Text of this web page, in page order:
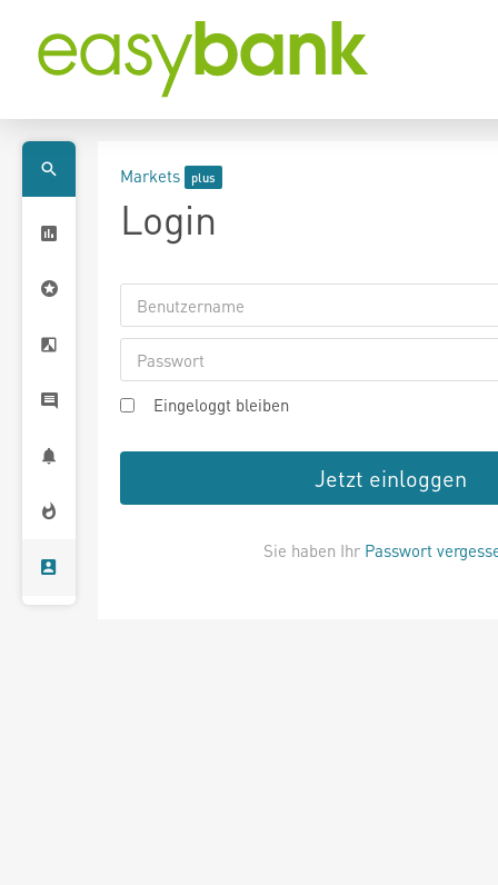
Markets
Login
Eingeloggt bleiben
Jetzt einloggen
Sie haben Ihr Passwort